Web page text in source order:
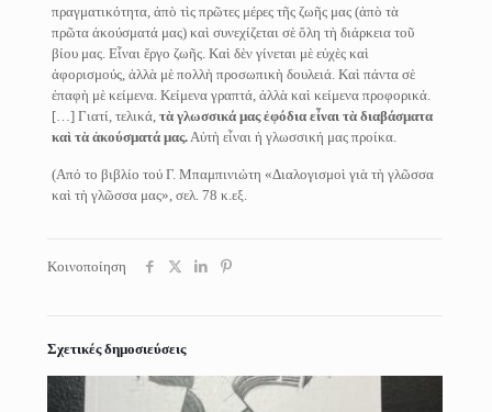
πραγματικότητα, ἀπὸ τὶς πρῶτες μέρες τῆς ζωῆς μας (ἀπὸ τὰ
πρῶτα ἀκούσματά μας) καὶ συνεχίζεται σὲ ὅλη τὴ διάρκεια τοῦ
βίου μας. Εἶναι ἔργο ζωῆς. Καὶ δὲν γίνεται μὲ εὐχὲς καὶ
ἀφορισμούς, ἀλλὰ μὲ πολλὴ προσωπικὴ δουλειά. Καὶ πάντα σὲ
ἐπαφὴ μὲ κείμενα. Κείμενα γραπτά, ἀλλὰ καὶ κείμενα προφορικά.
[…] Γιατί, τελικά, τὰ γλωσσικά μας ἐφόδια εἶναι τὰ διαβάσματα
καὶ τὰ ἀκούσματά μας.Αὐτὴ εἶναι ἡ γλωσσική μας προίκα.
(Από το βιβλίο τού Γ. Μπαμπινιώτη «Διαλογισμοὶ γιὰ τὴ γλῶσσα
καὶ τὴ γλῶσσα μας», σελ. 78 κ.εξ.
Κοινοποίηση
Σχετικές δημοσιεύσεις